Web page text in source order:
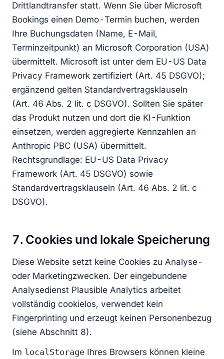
Drittlandtransfer statt. Wenn Sie über Microsoft
Bookings einen Demo-Termin buchen, werden
Ihre Buchungsdaten (Name, E-Mail,
Terminzeitpunkt) an Microsoft Corporation (USA)
übermittelt. Microsoft ist unter dem EU-US Data
Privacy Framework zertifiziert (Art. 45 DSGVO);
ergänzend gelten Standardvertragsklauseln
(Art. 46 Abs. 2 lit. c DSGVO). Sollten Sie später
das Produkt nutzen und dort die KI-Funktion
einsetzen, werden aggregierte Kennzahlen an
Anthropic PBC (USA) übermittelt.
Rechtsgrundlage: EU-US Data Privacy
Framework (Art. 45 DSGVO) sowie
Standardvertragsklauseln (Art. 46 Abs. 2 lit. c
DSGVO).
7. Cookies und lokale Speicherung
Diese Website setzt keine Cookies zu Analyse-
oder Marketingzwecken. Der eingebundene
Analysedienst Plausible Analytics arbeitet
vollständig cookielos, verwendet kein
Fingerprinting und erzeugt keinen Personenbezug
(siehe Abschnitt 8).
Im localStorage Ihres Browsers können kleine